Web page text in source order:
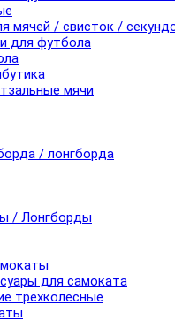
мячей / свисток /
для футбола
мячи
/ лонгборда
/ Лонгборды
для самоката
трехколесные